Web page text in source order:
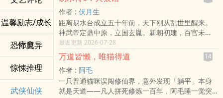
温馨励志/成长
疗愈
恐怖灵异
惊悚推理
武侠仙侠
- 合籍逃生舱：双修秘法竟是最强跑路神器？（无18
禁纯能量融合版）
**角色语录**：
「小鹿啊，知道为什么修真界的老怪物都爱穿白衣
服吗？」白无常拎着滴血的剑微笑，「这样溅了
血，别人会以为是泼墨山水画呢。」
「我现在听到『教学现场』四个字就屁股疼。」林
小鹿揉着摔青的膝盖冷笑，「上次您这么说的时
候，把我踹进了合欢宗的温泉池！」
**作品标签**：
去。
更诡异的是，那片空白处，正在一笔一画浮现出她
自己的名字。
她本以为这只是一起离奇的退婚案，却在调查中发
现，谢无寂看她的眼神不像初见，而像久别重逢。
她怕冷，他便改了整座仙山的风向。
她不信爱，他也不逼她信，只是陪她看尽三界破碎
又重圆的姻缘。
后来云棠才知道，三百年前，她曾亲手改写天命，
作者 : 伏月生
距离易水台成立五十年前，天下刚从乱世里醒来。
神武帝定鼎中原，立国玄胤。新朝初建，百官未
稳，旧朝余孽未清，王族、勋贵、边军与降臣各怀
鬼胎。白日里，明诏入堂，玄廷尉奉法问罪；黑夜
里，却有些罪不能入卷，有些人不能明审，有些真
相一旦公诸朝堂，便足以动摇国本。 那个时代，天
衡司尚未有易水台。 黑笺未出，十判未立。 于是神
武帝成立玄阴监，亲落黑诏，召出新朝第一把不入
最近更新 2026-07-28
万道皆懒，唯猫得道 14
作者 : 阿毛
一只普通猫咪误闯修仙界，意外发现「躺平」本身
就是天道——凡人拼死修炼一百年，阿毛睡一觉突